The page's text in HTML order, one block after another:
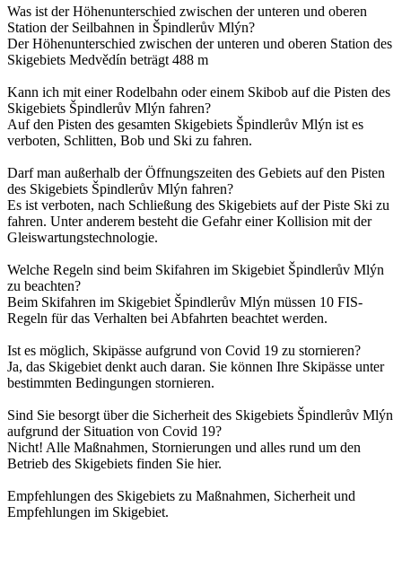
Was ist der Höhenunterschied zwischen der unteren und oberen
Station der Seilbahnen in Špindlerův Mlýn?
Der Höhenunterschied zwischen der unteren und oberen Station des
Skigebiets Medvědín beträgt 488 m
Kann ich mit einer Rodelbahn oder einem Skibob auf die Pisten des
Skigebiets Špindlerův Mlýn fahren?
Auf den Pisten des gesamten Skigebiets Špindlerův Mlýn ist es
verboten, Schlitten, Bob und Ski zu fahren.
Darf man außerhalb der Öffnungszeiten des Gebiets auf den Pisten
des Skigebiets Špindlerův Mlýn fahren?
Es ist verboten, nach Schließung des Skigebiets auf der Piste Ski zu
fahren. Unter anderem besteht die Gefahr einer Kollision mit der
Gleiswartungstechnologie.
Welche Regeln sind beim Skifahren im Skigebiet Špindlerův Mlýn
zu beachten?
Beim Skifahren im Skigebiet Špindlerův Mlýn müssen 10 FIS-
Regeln für das Verhalten bei Abfahrten beachtet werden.
Ist es möglich, Skipässe aufgrund von Covid 19 zu stornieren?
Ja, das Skigebiet denkt auch daran. Sie können Ihre Skipässe unter
bestimmten Bedingungen stornieren.
Sind Sie besorgt über die Sicherheit des Skigebiets Špindlerův Mlýn
aufgrund der Situation von Covid 19?
Nicht! Alle Maßnahmen, Stornierungen und alles rund um den
Betrieb des Skigebiets finden Sie hier.
Empfehlungen des Skigebiets zu Maßnahmen, Sicherheit und
Empfehlungen im Skigebiet.